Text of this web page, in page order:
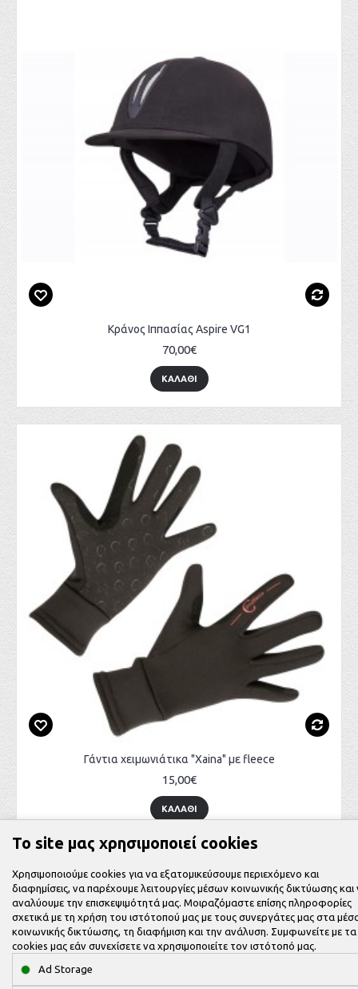
Κράνος Ιππασίας Aspire VG1
70,00€
ΚΑΛΆΘΙ
Γάντια χειμωνιάτικα "Xaina" με fleece
15,00€
ΚΑΛΆΘΙ
ΙΣΤΟΡΙΚΌ
Το site μας χρησιμοποιεί cookies
Χρησιμοποιούμε cookies για να εξατομικεύσουμε περιεχόμενο και
διαφημίσεις, να παρέχουμε λειτουργίες μέσων κοινωνικής δικτύωσης και
αναλύουμε την επισκεψιμότητά μας. Μοιραζόμαστε επίσης πληροφορίες
σχετικά με τη χρήση του ιστότοπού μας με τους συνεργάτες μας στα
κοινωνικής δικτύωσης, τη διαφήμιση και την ανάλυση. Συμφωνείτε με τα
cookies μας εάν συνεχίσετε να χρησιμοποιείτε τον ιστότοπό μας.
Ad Storage